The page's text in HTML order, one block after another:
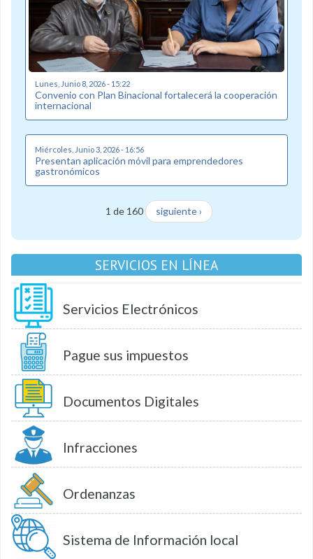
Lunes, Junio 8, 2026 - 15:22
Convenio con Plan Binacional fortalecerá la cooperación
internacional
Miércoles, Junio 3, 2026 - 16:56
Presentan aplicación móvil para emprendedores
gastronómicos
1 de 160 siguiente ›
SERVICIOS EN LÍNEA
Servicios Electrónicos
Pague sus impuestos
Documentos Digitales
Infracciones
Ordenanzas
Sistema de Información local